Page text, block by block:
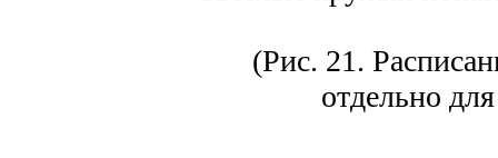
(Рис. 21.
отдельно